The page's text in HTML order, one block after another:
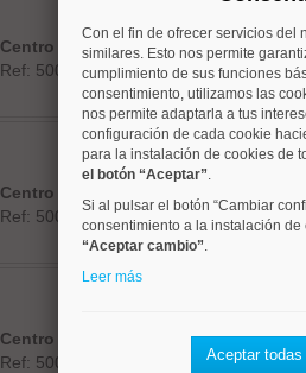
Centro
Ref: 50004803
Centro
Ref: 50004288
Centro
Ref: 50004794
Sol
Con el fin de ofrecer servicios del
similares. Esto nos permite
cumplimiento de sus funciones
consentimiento, utilizamos las
nos permite adaptarla a tus
configuración de cada cookie
para la instalación de cookies de
el botón “Aceptar”.
Si al pulsar el botón “Cambiar
consentimiento a la instalación
“Aceptar cambio”.
Leer más
Aceptar todas